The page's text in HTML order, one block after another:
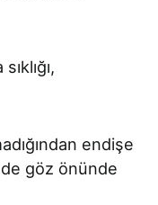
endişe
göz önünde